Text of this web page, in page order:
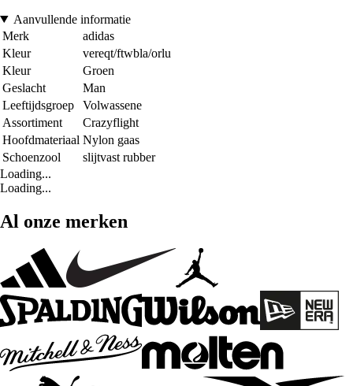
Aanvullende informatie
Merk
adidas
Kleur
vereqt/ftwbla/orlu
Kleur
Groen
Geslacht
Man
Leeftijdsgroep
Volwassene
Assortiment
Crazyflight
Hoofdmateriaal Nylon gaas
Schoenzool
slijtvast rubber
Loading...
Loading...
Al onze merken